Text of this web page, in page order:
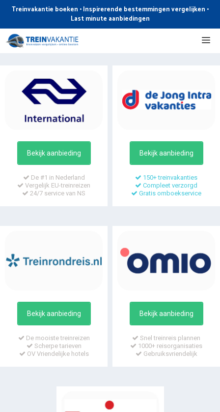
de
inhoud
Treinvakantie boeken • Inspirerende bestemmingen vergelijken •
Last minute aanbiedingen
Bekijk aanbieding
De #1 in Nederland
Vergelijk EU-treinreizen
24/7 service van NS
Bekijk aanbieding
150+ treinvakanties
Compleet verzorgd
Gratis omboekservice
Bekijk aanbieding
De mooiste treinreizen
Scherpe tarieven
OV Vriendelijke hotels
Bekijk aanbieding
Snel treinreis plannen
1000+ reisorganisaties
Gebruiksvriendelijk